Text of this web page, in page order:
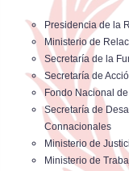
Presidencia de la
Ministerio de
Secretaría de la
Secretaría de
Fondo Nacional
Secretaría de
Connacionales
Ministerio de
Ministerio de